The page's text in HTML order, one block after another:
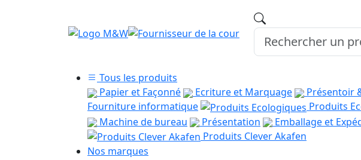
Tous les produits
Papier et Façonné
Ecriture et Marquage Présentoir
Fourniture informatique
Produits
Machine de bureau
Présentation Emballage et
Produits Clever Akafen
Nos marques